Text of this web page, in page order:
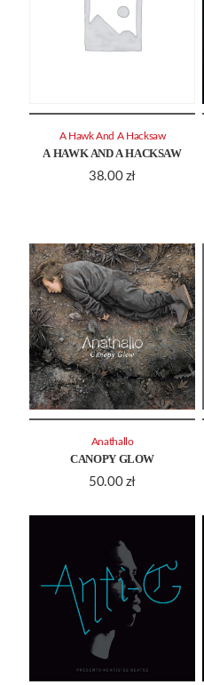
A HAWK AND A HACKSAW
38.00 zł
A Hawk And A Hacksaw
CANOPY GLOW
50.00 zł
Anathallo